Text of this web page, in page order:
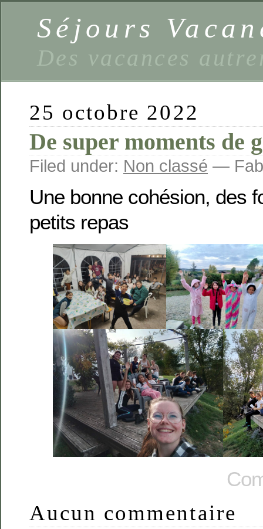
Séjours
Des vacances
25 octobre 2022
De super moments de
Filed under: Non classé —
Une bonne cohésion, des
petits repas
Aucun commentaire